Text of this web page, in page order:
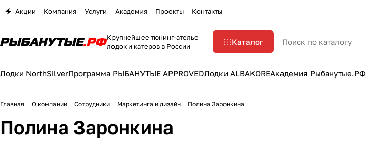
Акции Компания Услуги Академия Проекты Контакты
Крупнейшее тюнинг-ателье
лодок и катеров в России
Каталог
Лодки NorthSilverПрограмма РЫБАНУТЫЕ APPROVEDЛодки ALBAKOREАкадемия Рыбанутые.РФ
Главная О компании Сотрудники Маркетинга и дизайн Полина Заронкина
Полина Заронкина